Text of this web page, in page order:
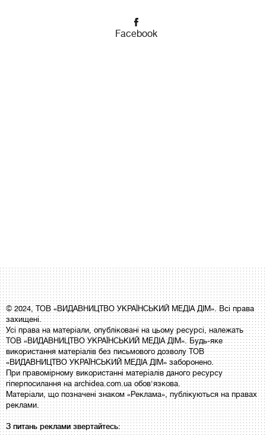
Facebook
© 2024, ТОВ «ВИДАВНИЦТВО УКРАЇНСЬКИЙ МЕДІА ДІМ». Всі права
захищені.
Усі права на матеріали, опубліковані на цьому ресурсі, належать
ТОВ «ВИДАВНИЦТВО УКРАЇНСЬКИЙ МЕДІА ДІМ». Будь-яке
використання матеріалів без письмового дозволу ТОВ
«ВИДАВНИЦТВО УКРАЇНСЬКИЙ МЕДІА ДІМ» заборонено.
При правомірному використанні матеріалів даного ресурсу
гіперпосилання на archidea.com.ua обов'язкова.
Матеріали, що позначені знаком «Реклама», публікуються на правах
реклами.
З питань реклами звертайтесь: